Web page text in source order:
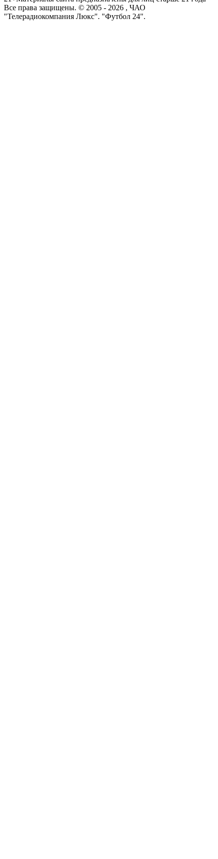
Все права защищены. © 2005 - 2026 , ЧАО
"Телерадиокомпания Люкс". "Футбол 24".